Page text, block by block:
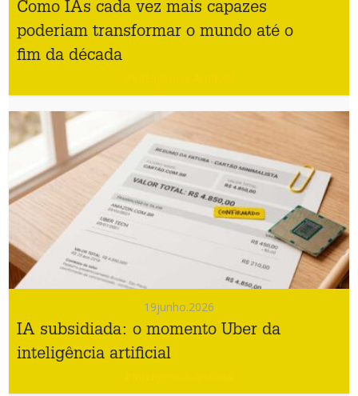
Como IAs cada vez mais capazes
poderiam transformar o mundo até o
fim da década
19junho.2026
IA subsidiada: o momento Uber da
inteligência artificial